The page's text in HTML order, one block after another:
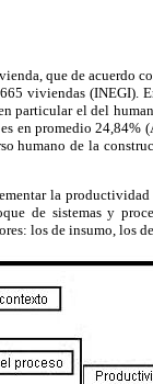
que de acuerdo
viviendas (INEGI).
particular el del
en promedio 24,84%
humano de la
la
de sistemas y
los de insumo, los